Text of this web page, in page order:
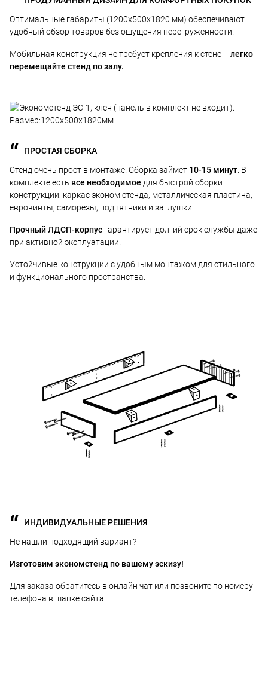
Оптимальные габариты (1200х500х1820 мм) обеспечивают
удобный обзор товаров без ощущения перегруженности.
Мобильная конструкция не требует крепления к стене – легко
перемещайте стенд по залу.
ПРОСТАЯ СБОРКА
Стенд очень прост в монтаже. Сборка займет 10-15 минут . В
комплекте есть все необходимое для быстрой сборки
конструкции: каркас эконом стенда, металлическая пластина,
евровинты, саморезы, подпятники и заглушки.
Прочный ЛДСП-корпус гарантирует долгий срок службы даже
при активной эксплуатации.
Устойчивые конструкции с удобным монтажом для стильного
и функционального пространства.
ИНДИВИДУАЛЬНЫЕ РЕШЕНИЯ
Не нашли подходящий вариант?
Изготовим экономстенд по вашему эскизу!
Для заказа обратитесь в онлайн чат или позвоните по номеру
телефона в шапке сайта.